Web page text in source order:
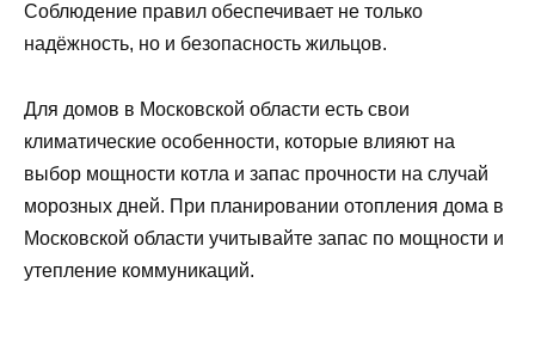
Соблюдение правил обеспечивает не только
надёжность, но и безопасность жильцов.
Для домов в Московской области есть свои
климатические особенности, которые влияют на
выбор мощности котла и запас прочности на случай
морозных дней. При планировании отопления дома в
Московской области учитывайте запас по мощности и
утепление коммуникаций.